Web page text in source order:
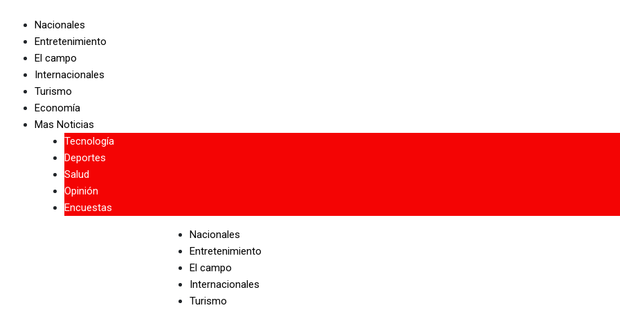
content
Nacionales
Entretenimiento
El campo
Internacionales
Turismo
Economía
Mas Noticias
Tecnología
Deportes
Salud
Opinión
Encuestas
Nacionales
Entretenimiento
El campo
Internacionales
Turismo